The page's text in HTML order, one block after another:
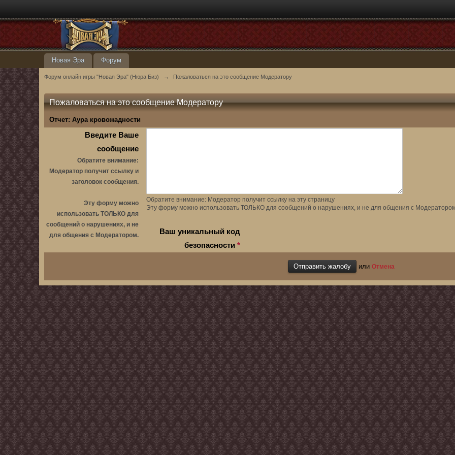
Новая Эра Форум
Форум онлайн игры "Новая Эра" (Нюра Биз) → Пожаловаться на это сообщение Модератору
Пожаловаться на это сообщение Модератору
Отчет:Аура кровожадности
Введите Ваше
сообщение
Обратите внимание:
Модератор получит ссылку и
заголовок сообщения.
Эту форму можно
использовать ТОЛЬКО для
сообщений о нарушениях, и не
для общения с Модератором.
Обратите внимание: Модератор получит ссылку на эту страницу
Эту форму можно использовать ТОЛЬКО для сообщений о нарушениях, и не для общения с
Ваш уникальный код
безопасности*
или Отмена